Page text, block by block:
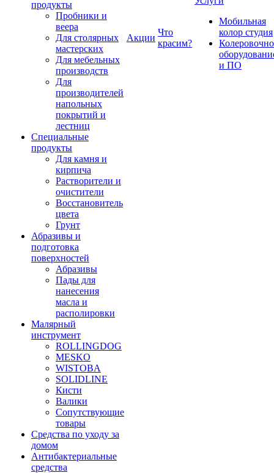
продукты
Пробники и
веера
Для столярных
мастерских
Для мебельных
производств
Для
производителей
напольных
покрытий и
лестниц
Специальные
продукты
Для камня и
кирпича
Растворители и
очистители
Восстановитель
цвета
Грунт
Абразивы и
подготовка
поверхностей
Абразивы
Пады для
нанесения
масла и
располировки
Малярный
инструмент
ROLLINGDOG
MESKO
WISTOBA
SOLIDLINE
Кисти
Валики
Сопутствующие
товары
Средства по уходу за
домом
Антибактериальные
средства
Акции
Что
красим?
Мобильная
колор студия
и ПО